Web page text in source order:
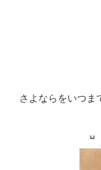
さよならをい